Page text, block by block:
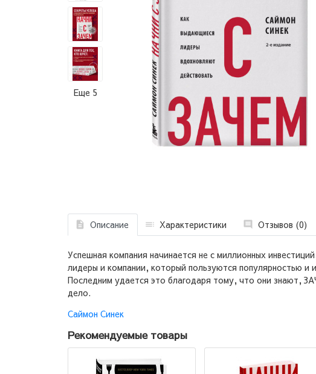
Еще 5
Описание Характеристики Отзывов (0)
Успешная компания начинается не с миллионных
лидеры и компании, который пользуются популярностью и
Последним удается это благодаря тому, что они знают,
дело.
Саймон Синек
Рекомендуемые товары